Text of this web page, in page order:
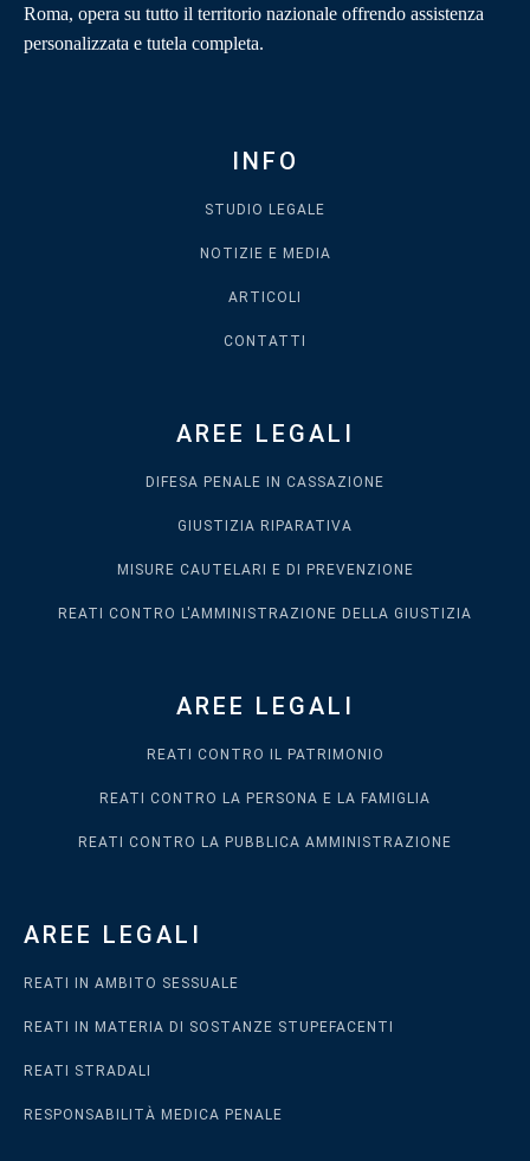
Roma, opera su tutto il territorio nazionale offrendo assistenza
personalizzata e tutela completa.
INFO
STUDIO LEGALE
NOTIZIE E MEDIA
ARTICOLI
CONTATTI
AREE LEGALI
DIFESA PENALE IN CASSAZIONE
GIUSTIZIA RIPARATIVA
MISURE CAUTELARI E DI PREVENZIONE
REATI CONTRO L'AMMINISTRAZIONE DELLA GIUSTIZIA
AREE LEGALI
REATI CONTRO IL PATRIMONIO
REATI CONTRO LA PERSONA E LA FAMIGLIA
REATI CONTRO LA PUBBLICA AMMINISTRAZIONE
AREE LEGALI
REATI IN AMBITO SESSUALE
REATI IN MATERIA DI SOSTANZE STUPEFACENTI
REATI STRADALI
RESPONSABILITÀ MEDICA PENALE